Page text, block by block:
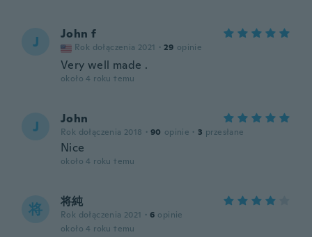
J John f
Rok dołączenia 2021 · 29 opinie
Very well made .
około 4 roku temu
J John
Rok dołączenia 2018 · 90 opinie · 3 przesłane
Nice
około 4 roku temu
将 将純
Rok dołączenia 2021 · 6 opinie
około 4 roku temu